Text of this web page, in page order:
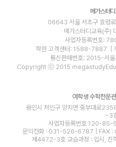
메가스터
06643 서울 서초구 효령
메가스터디교육(주)
사업자등록번호:
학원 고객센터: 1588-7887
통신판매번호: 2015-서
Copyright ⓒ 2015
여학생 수학전문
용인시 처인구 양지면 중부대로
~3
사업자등록번호 120-85-
문의전화 : 031-526-6787 | FAX :
제4472-3호 교습과정 : 입시, 진